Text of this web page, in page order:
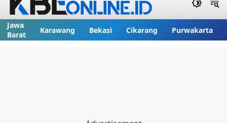
Jawa
Barat
Karawang Bekasi Cikarang Purwakarta